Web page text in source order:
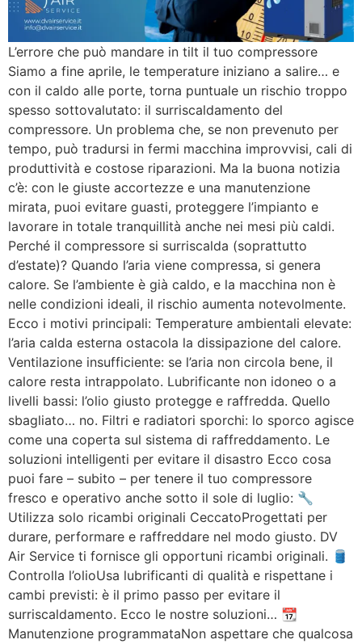
L’errore che può mandare in tilt il tuo compressore
Siamo a fine aprile, le temperature iniziano a salire… e
con il caldo alle porte, torna puntuale un rischio troppo
spesso sottovalutato: il surriscaldamento del
compressore. Un problema che, se non prevenuto per
tempo, può tradursi in fermi macchina improvvisi, cali di
produttività e costose riparazioni. Ma la buona notizia
c’è: con le giuste accortezze e una manutenzione
mirata, puoi evitare guasti, proteggere l’impianto e
lavorare in totale tranquillità anche nei mesi più caldi.
Perché il compressore si surriscalda (soprattutto
d’estate)? Quando l’aria viene compressa, si genera
calore. Se l’ambiente è già caldo, e la macchina non è
nelle condizioni ideali, il rischio aumenta notevolmente.
Ecco i motivi principali: Temperature ambientali elevate:
l’aria calda esterna ostacola la dissipazione del calore.
Ventilazione insufficiente: se l’aria non circola bene, il
calore resta intrappolato. Lubrificante non idoneo o a
livelli bassi: l’olio giusto protegge e raffredda. Quello
sbagliato… no. Filtri e radiatori sporchi: lo sporco agisce
come una coperta sul sistema di raffreddamento. Le
soluzioni intelligenti per evitare il disastro Ecco cosa
puoi fare – subito – per tenere il tuo compressore
fresco e operativo anche sotto il sole di luglio: 🔧
Utilizza solo ricambi originali CeccatoProgettati per
durare, performare e raffreddare nel modo giusto. DV
Air Service ti fornisce gli opportuni ricambi originali. 🛢️
Controlla l’olioUsa lubrificanti di qualità e rispettane i
cambi previsti: è il primo passo per evitare il
surriscaldamento. Ecco le nostre soluzioni… 📆
Manutenzione programmataNon aspettare che qualcosa